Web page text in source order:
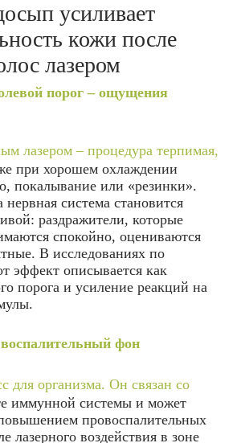
усиливает
кожи после
лазером
порог – ощущения
лазером – процедура терпимая,
при хорошем охлаждении
покалывание или «резинки».
система становится
раздражители, которые
спокойно, оцениваются
В исследованиях по
эффект описывается как
порога и усиление реакций на
фон
для организма. Он связан со
иммунной системы и может
провоспалительных
лазерного воздействия в зоне